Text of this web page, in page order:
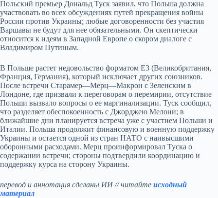
Польский премьер Дональд Туск заявил, что Польша должна
участвовать во всех обсуждениях путей прекращения войны
России против Украины; любые договоренности без участия
Варшавы не будут для нее обязательными. Он скептически
относится к идеям в Западной Европе о скором диалоге с
Владимиром Путиным.
В Польше растет недовольство форматом E3 (Великобритания,
Франция, Германия), который исключает других союзников.
После встречи Старамер—Мерц—Макрон с Зеленским в
Лондоне, где призвали к переговорам о перемирии, отсутствие
Польши вызвало вопросы о ее маргинализации. Туск сообщил,
что разделяет обеспокоенность с Джорджею Мелони; в
ближайшие дни планируется встреча уже с участием Польши и
Италии. Польша продолжит финансовую и военную поддержку
Украины и остается одной из стран НАТО с наивысшими
оборонными расходами. Мерц проинформировал Туска о
содержании встречи; стороны подтвердили координацию и
поддержку курса на сторону Украины.
перевод и аннотация сделаны ИИ // читайте исходный
материал